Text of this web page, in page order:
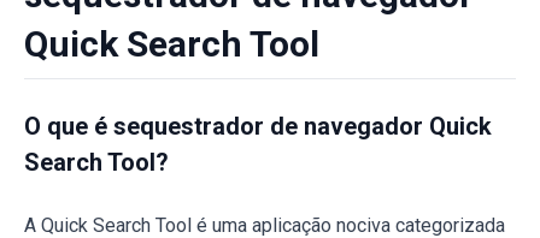
Quick Search Tool
O que é sequestrador de navegador Quick
Search Tool?
A Quick Search Tool é uma aplicação nociva categorizada